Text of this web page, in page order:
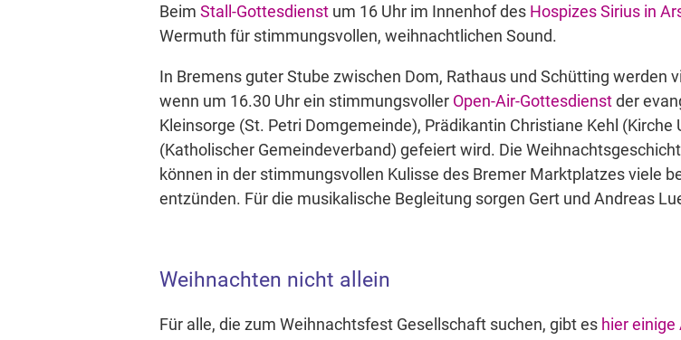
Beim Stall-Gottesdienst um 16 Uhr im Innenhof des Hospizes Sirius in
Wermuth für stimmungsvollen, weihnachtlichen Sound.
In Bremens guter Stube zwischen Dom, Rathaus und Schütting werden
wenn um 16.30 Uhr ein stimmungsvoller Open-Air-Gottesdienstder
Kleinsorge (St. Petri Domgemeinde), Prädikantin Christiane Kehl
(Katholischer Gemeindeverband) gefeiert wird. Die
können in der stimmungsvollen Kulisse des Bremer Marktplatzes viele
entzünden. Für die musikalische Begleitung sorgen Gert und Andreas
Weihnachten nicht allein
Für alle, die zum Weihnachtsfest Gesellschaft suchen, gibt es hier